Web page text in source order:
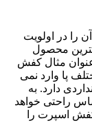
را در اولویت
محصول
مثال کفش
پا وارد نمی
دارد. به
راحتی خواهد
اسپرت را